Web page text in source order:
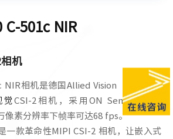
501c NIR
机
NIR相机是德国Allied Vision（AVT）公
觉CSI-2相机，采用ON Semi AR0522
像素分辨率下帧率可达68 fps。
一款革命性MIPI CSI-2 相机，让嵌入式